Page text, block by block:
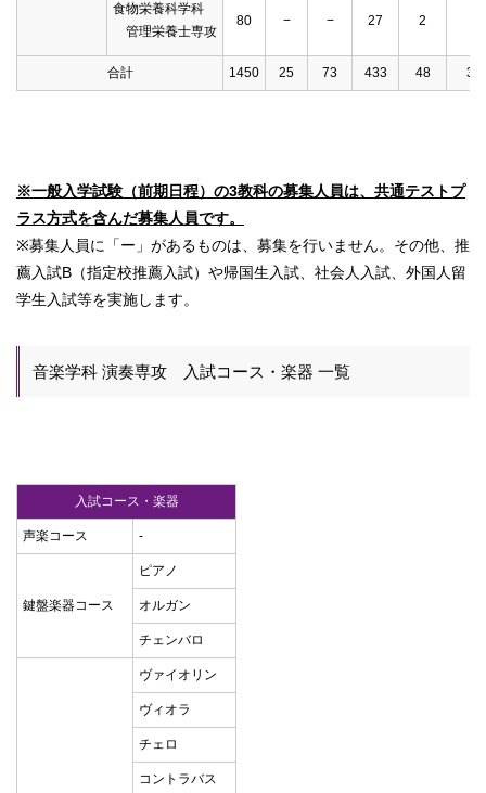
食物栄養科学科
管理栄養士専攻
80 − − 27 2
合計 1450 25 73 433 48 31
※一般入学試験（前期日程）の3教科の募集人員は、共通テストプ
ラス方式を含んだ募集人員です。
※募集人員に「ー」があるものは、募集を行いません。その他、推
薦入試B（指定校推薦入試）や帰国生入試、社会人入試、外国人留
学生入試等を実施します。
音楽学科 演奏専攻 入試コース・楽器 一覧
入試コース・楽器
声楽コース -
鍵盤楽器コース
ピアノ
オルガン
チェンバロ
ヴァイオリン
ヴィオラ
チェロ
コントラバス